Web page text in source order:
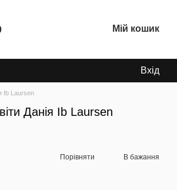
Мій кошик
Вхід
Ib Laursen
Данія Ib Laursen
Порівняти В бажання